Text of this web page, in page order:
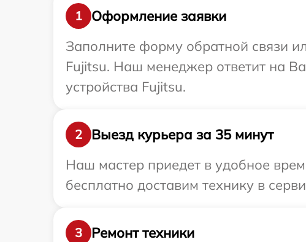
1
Оформление заявки
Заполните форму обратной связи
Fujitsu. Наш менеджер ответит на
устройства Fujitsu.
2
Выезд курьера за 35 минут
Наш мастер приедет в удобное
бесплатно доставим технику в
3
Ремонт техники